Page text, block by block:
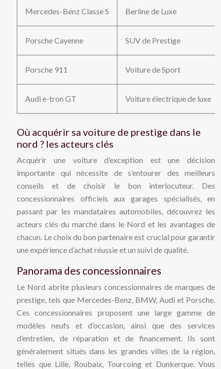
Mercedes-Benz Classe S Berline de Luxe
Porsche Cayenne SUV de Prestige
Porsche 911 Voiture de Sport
Audi e-tron GT Voiture électrique de luxe
Où acquérir sa voiture de prestige dans le
nord ? les acteurs clés
Acquérir une voiture d’exception est une décision
importante qui nécessite de s’entourer des meilleurs
conseils et de choisir le bon interlocuteur. Des
concessionnaires officiels aux garages spécialisés, en
passant par les mandataires automobiles, découvrez les
acteurs clés du marché dans le Nord et les avantages de
chacun. Le choix du bon partenaire est crucial pour garantir
une expérience d’achat réussie et un suivi de qualité.
Panorama des concessionnaires
Le Nord abrite plusieurs concessionnaires de marques de
prestige, tels que Mercedes-Benz, BMW, Audi et Porsche.
Ces concessionnaires proposent une large gamme de
modèles neufs et d’occasion, ainsi que des services
d’entretien, de réparation et de financement. Ils sont
généralement situés dans les grandes villes de la région,
telles que Lille, Roubaix, Tourcoing et Dunkerque. Vous